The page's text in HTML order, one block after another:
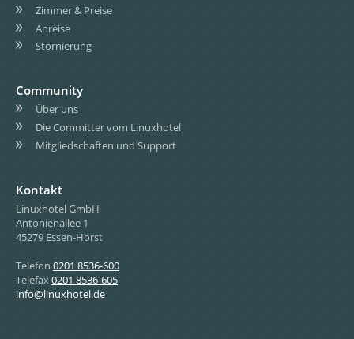
Zimmer & Preise
Anreise
Stornierung
Community
Über uns
Die Committer vom Linuxhotel
Mitgliedschaften und Support
Kontakt
Linuxhotel GmbH
Antonienallee 1
45279 Essen-Horst
Telefon 0201 8536-600
Telefax 0201 8536-605
info@linuxhotel.de